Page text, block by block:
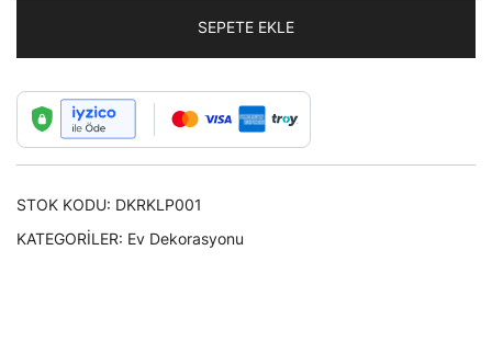
SEPETE EKLE
STOK KODU: DKRKLP001
KATEGORILER: Ev Dekorasyonu